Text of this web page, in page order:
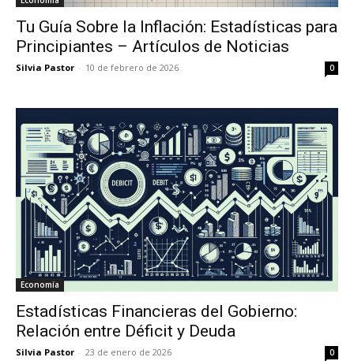
Tu Guía Sobre la Inflación: Estadísticas para
Principiantes – Artículos de Noticias
Silvia Pastor - 10 de febrero de 2026 0
Economía
Estadísticas Financieras del Gobierno:
Relación entre Déficit y Deuda
Silvia Pastor - 23 de enero de 2026 0